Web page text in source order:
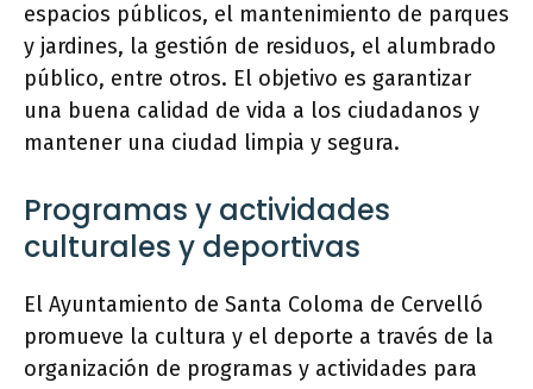
espacios públicos, el mantenimiento de parques
y jardines, la gestión de residuos, el alumbrado
público, entre otros. El objetivo es garantizar
una buena calidad de vida a los ciudadanos y
mantener una ciudad limpia y segura.
Programas y actividades
culturales y deportivas
El Ayuntamiento de Santa Coloma de Cervelló
promueve la cultura y el deporte a través de la
organización de programas y actividades para